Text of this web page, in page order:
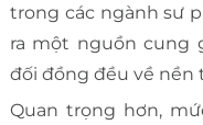
trong các ngành sư
ra một nguồn cung
đối đồng đều về nền
Quan trọng hơn,